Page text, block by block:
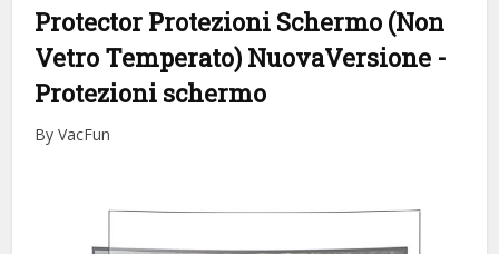
Protector Protezioni Schermo (Non
Vetro Temperato) NuovaVersione -
Protezioni schermo
By VacFun